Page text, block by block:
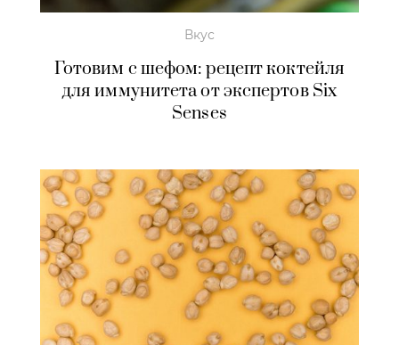
Вкус
Готовим с шефом: рецепт коктейля
для иммунитета от экспертов Six
Senses